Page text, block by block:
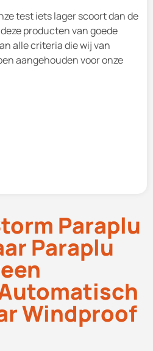
test iets lager scoort dan de
producten van goede
alle criteria die wij van
aangehouden voor onze
Paraplu
Paraplu
Windproof